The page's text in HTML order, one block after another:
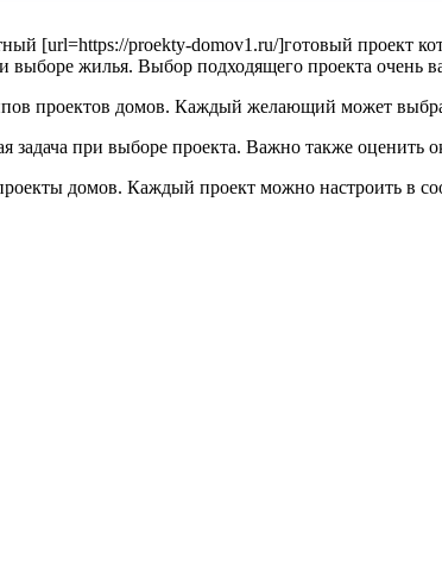
[url=https://proekty-domov1.ru/]готовый проект
жилья. Выбор подходящего проекта очень
проектов домов. Каждый желающий может
задача при выборе проекта. Важно также
домов. Каждый проект можно настроить в